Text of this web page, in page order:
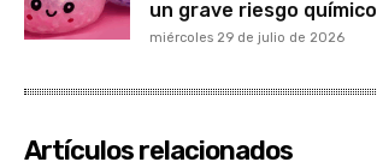
un grave riesgo químico
miércoles 29 de julio de 2026
Artículos relacionados